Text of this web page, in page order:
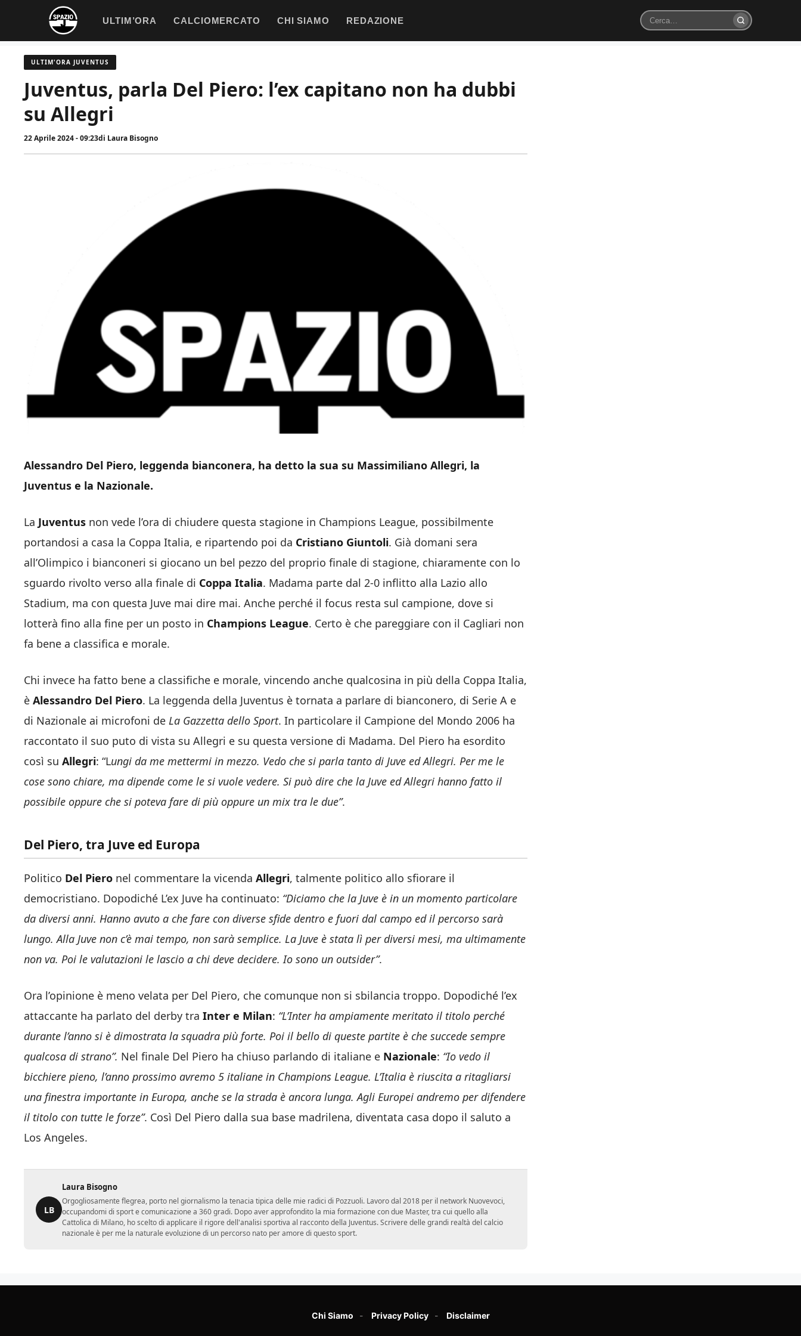
contenuto
ULTIM’ORA CALCIOMERCATO CHI SIAMO REDAZIONE
Cerca
ULTIM'ORA JUVENTUS
Juventus, parla Del Piero: l’ex capitano non ha dubbi
su Allegri
22 Aprile 2024 - 09:23di Laura Bisogno
Alessandro Del Piero, leggenda bianconera, ha detto la sua su Massimiliano Allegri, la
Juventus e la Nazionale.
La Juventus non vede l’ora di chiudere questa stagione in Champions League, possibilmente
portandosi a casa la Coppa Italia, e ripartendo poi da Cristiano Giuntoli. Già domani sera
all’Olimpico i bianconeri si giocano un bel pezzo del proprio finale di stagione, chiaramente con lo
sguardo rivolto verso alla finale di Coppa Italia. Madama parte dal 2-0 inflitto alla Lazio allo
Stadium, ma con questa Juve mai dire mai. Anche perché il focus resta sul campione, dove si
lotterà fino alla fine per un posto in Champions League. Certo è che pareggiare con il Cagliari non
fa bene a classifica e morale.
Chi invece ha fatto bene a classifiche e morale, vincendo anche qualcosina in più della Coppa Italia,
è Alessandro Del Piero. La leggenda della Juventus è tornata a parlare di bianconero, di Serie A e
di Nazionale ai microfoni de La Gazzetta dello Sport. In particolare il Campione del Mondo 2006 ha
raccontato il suo puto di vista su Allegri e su questa versione di Madama. Del Piero ha esordito
così su Allegri: “Lungi da me mettermi in mezzo. Vedo che si parla tanto di Juve ed Allegri. Per me le
cose sono chiare, ma dipende come le si vuole vedere. Si può dire che la Juve ed Allegri hanno fatto il
possibile oppure che si poteva fare di più oppure un mix tra le due”.
Del Piero, tra Juve ed Europa
Politico Del Piero nel commentare la vicenda Allegri, talmente politico allo sfiorare il
democristiano. Dopodiché L’ex Juve ha continuato: “Diciamo che la Juve è in un momento particolare
da diversi anni. Hanno avuto a che fare con diverse sfide dentro e fuori dal campo ed il percorso sarà
lungo. Alla Juve non c’è mai tempo, non sarà semplice. La Juve è stata lì per diversi mesi, ma ultimamente
non va. Poi le valutazioni le lascio a chi deve decidere. Io sono un outsider”.
Ora l’opinione è meno velata per Del Piero, che comunque non si sbilancia troppo. Dopodiché l’ex
attaccante ha parlato del derby tra Inter e Milan: “L’Inter ha ampiamente meritato il titolo perché
durante l’anno si è dimostrata la squadra più forte. Poi il bello di queste partite è che succede sempre
qualcosa di strano”. Nel finale Del Piero ha chiuso parlando di italiane e Nazionale: “Io vedo il
bicchiere pieno, l’anno prossimo avremo 5 italiane in Champions League. L’Italia è riuscita a ritagliarsi
una finestra importante in Europa, anche se la strada è ancora lunga. Agli Europei andremo per difendere
il titolo con tutte le forze”. Così Del Piero dalla sua base madrilena, diventata casa dopo il saluto a
Los Angeles.
LB
Laura Bisogno
Orgogliosamente flegrea, porto nel giornalismo la tenacia tipica delle mie radici di Pozzuoli. Lavoro dal 2018 per il network Nuovevoci,
occupandomi di sport e comunicazione a 360 gradi. Dopo aver approfondito la mia formazione con due Master, tra cui quello alla
Cattolica di Milano, ho scelto di applicare il rigore dell'analisi sportiva al racconto della Juventus. Scrivere delle grandi realtà del calcio
nazionale è per me la naturale evoluzione di un percorso nato per amore di questo sport.
Chi Siamo Privacy Policy Disclaimer